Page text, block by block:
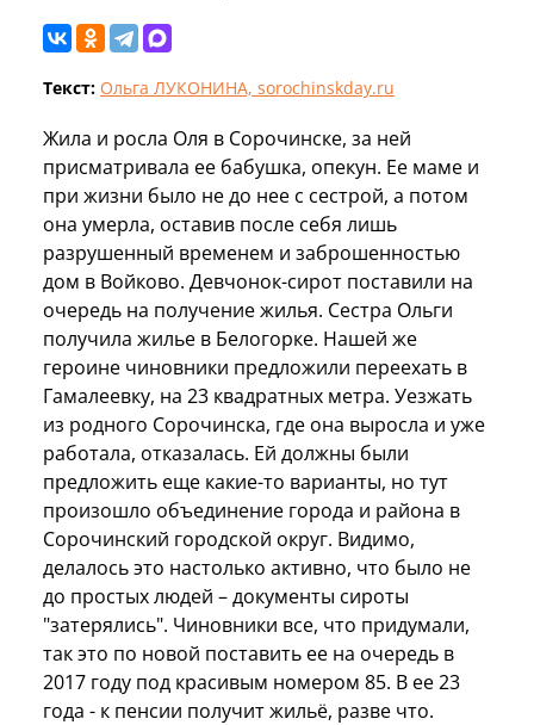
Текст: Ольга ЛУКОНИНА, sorochinskday.ru
Жила и росла Оля в Сорочинске, за ней
присматривала ее бабушка, опекун. Ее маме и
при жизни было не до нее с сестрой, а потом
она умерла, оставив после себя лишь
разрушенный временем и заброшенностью
дом в Войково. Девчонок-сирот поставили на
очередь на получение жилья. Сестра Ольги
получила жилье в Белогорке. Нашей же
героине чиновники предложили переехать в
Гамалеевку, на 23 квадратных метра. Уезжать
из родного Сорочинска, где она выросла и уже
работала, отказалась. Ей должны были
предложить еще какие-то варианты, но тут
произошло объединение города и района в
Сорочинский городской округ. Видимо,
делалось это настолько активно, что было не
до простых людей – документы сироты
"затерялись". Чиновники все, что придумали,
так это по новой поставить ее на очередь в
2017 году под красивым номером 85. В ее 23
года - к пенсии получит жильё, разве что.